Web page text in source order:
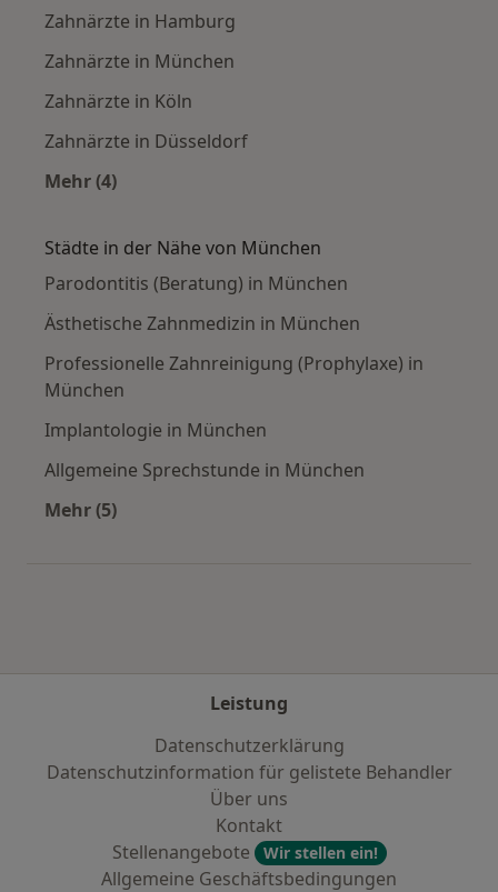
Zahnärzte in Hamburg
Zahnärzte in München
Zahnärzte in Köln
Zahnärzte in Düsseldorf
Mehr (4)
Städte in der Nähe von München
Parodontitis (Beratung) in München
Ästhetische Zahnmedizin in München
Professionelle Zahnreinigung (Prophylaxe) in
München
Implantologie in München
Allgemeine Sprechstunde in München
Mehr (5)
Leistung
Datenschutzerklärung
Datenschutzinformation für gelistete Behandler
Über uns
Kontakt
Stellenangebote
Wir stellen ein!
Allgemeine Geschäftsbedingungen